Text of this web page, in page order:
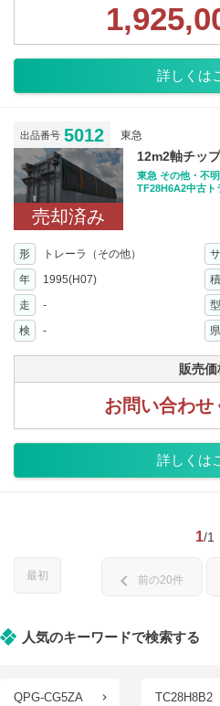
詳しくは
出品番号 5012 東急
売却済み
12m2軸チッ
東急 その他・不
TF28H6A2中古ト
形 トレーラ（その他） サ
年
1995(H07) 積
走 - 型
検
- 県
販売価
お問い合わせ
詳しくは
1/1
最初 chevron_left 前の20件
人気のキーワードで検索する
QPG-CG5ZA TC28H8B2